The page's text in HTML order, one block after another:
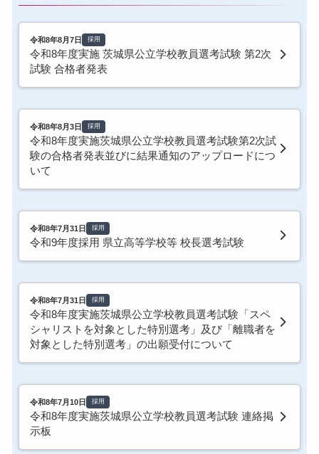
令和8年8月7日 採用
令和8年度実施 茨城県公立学校教員選考試験 第2次
試験 合格者発表
令和8年8月3日 採用
令和8年度実施茨城県公立学校教員選考試験第2次試
験の合格者発表並びに結果通知のアップロードにつ
いて
令和8年7月31日 採用
令和9年度採用 県立高等学校等 校長選考試験
令和8年7月31日 採用
令和8年度実施茨城県公立学校教員選考試験「スペ
シャリストを対象とした特別選考」及び「離職者を
対象とした特別選考」の出願受付について
令和8年7月10日 採用
令和8年度実施茨城県公立学校教員選考試験 連絡掲
示板